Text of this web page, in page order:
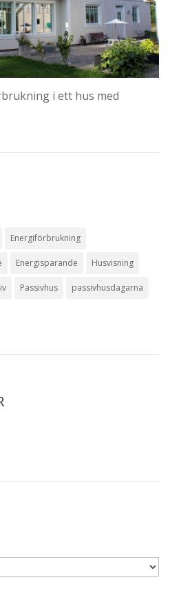
i ett hus med
Energiförbrukning
Energisparande Husvisning
Passivhus passivhusdagarna